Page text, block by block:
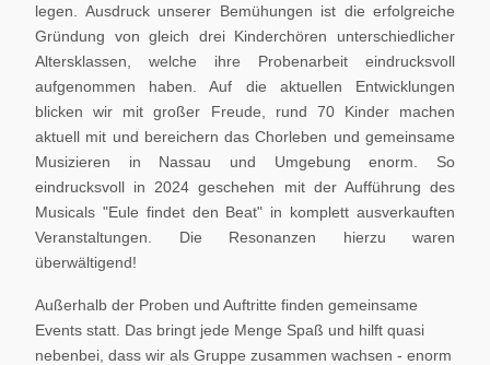
legen. Ausdruck unserer Bemühungen ist die erfolgreiche
Gründung von gleich drei Kinderchören unterschiedlicher
Altersklassen, welche ihre Probenarbeit eindrucksvoll
aufgenommen haben. Auf die aktuellen Entwicklungen
blicken wir mit großer Freude, rund 70 Kinder machen
aktuell mit und bereichern das Chorleben und gemeinsame
Musizieren in Nassau und Umgebung enorm. So
eindrucksvoll in 2024 geschehen mit der Aufführung des
Musicals "Eule findet den Beat" in komplett ausverkauften
Veranstaltungen. Die Resonanzen hierzu waren
überwältigend!
Außerhalb der Proben und Auftritte finden gemeinsame
Events statt. Das bringt jede Menge Spaß und hilft quasi
nebenbei, dass wir als Gruppe zusammen wachsen - enorm